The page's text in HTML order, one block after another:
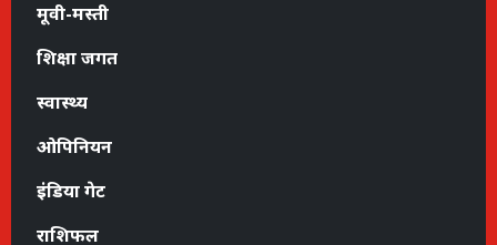
मूवी-मस्ती
शिक्षा जगत
स्वास्थ्य
ओपिनियन
इंडिया गेट
राशिफल